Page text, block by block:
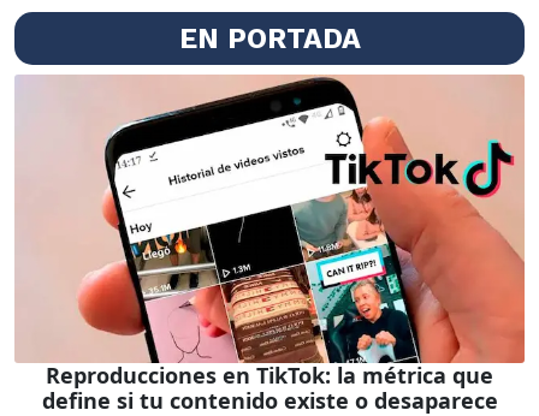
EN PORTADA
Reproducciones en TikTok: la métrica que
define si tu contenido existe o desaparece